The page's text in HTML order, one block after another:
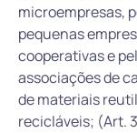
microempresas,
pequenas
cooperativas e
associações de
de materiais
recicláveis; (Art.